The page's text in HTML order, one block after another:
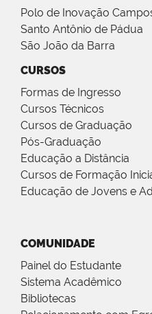
Polo de Inovação
Santo Antônio de Pádua
São João da Barra
CURSOS
Formas de Ingresso
Cursos Técnicos
Cursos de Graduação
Pós-Graduação
Educação a Distância
Cursos de Formação
Educação de Jovens e
COMUNIDADE
Painel do Estudante
Sistema Acadêmico
Bibliotecas